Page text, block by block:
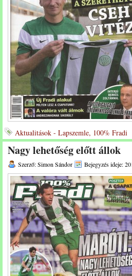
Aktualitások - Lapszemle, 100% Fradi
Nagy lehetőség előtt állok
Szerző: Simon Sándor Bejegyzés ideje: